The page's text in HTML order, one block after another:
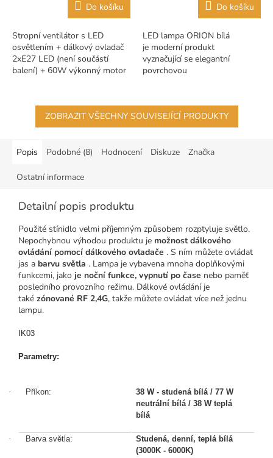
Do košíku
Stropní ventilátor s LED
osvětlením + dálkový ovladač
2xE27 LED (není součástí
balení) + 60W výkonný motor
Do košíku
LED lampa ORION bílá
je moderní produkt
vyznačující se elegantní
povrchovou
výhodou Detroitu je možnost
dálkového ovládání...
ZOBRAZIT VŠECHNY SOUVISEJÍCÍ PRODUKTY
Popis Podobné (8) Hodnocení Diskuze Značka
Ostatní informace
Detailní popis produktu
Použité stínidlo velmi příjemným způsobem rozptyluje světlo.
Nepochybnou výhodou produktu je možnost dálkového
ovládání pomocí dálkového ovladače . S ním můžete ovládat
jas a barvu světla . Lampa je vybavena mnoha doplňkovými
funkcemi, jako je noční funkce, vypnutí po čase nebo paměť
posledního provozního režimu. Dálkové ovládání je
také zónované RF 2,4G, takže můžete ovládat více než jednu
lampu.
IK03
Parametry:
· Příkon:
38 W - studená bílá / 77 W
neutrální bílá / 38 W teplá
bílá
· Barva světla:
Studená, denní, teplá bílá
(3000K - 6000K)